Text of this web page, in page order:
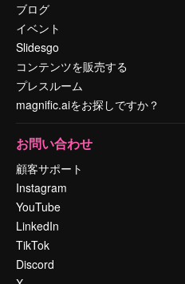
ブログ
イベント
Slidesgo
コンテンツを販売する
プレスルーム
magnific.aiをお探しですか？
お問い合わせ
顧客サポート
Instagram
YouTube
LinkedIn
TikTok
Discord